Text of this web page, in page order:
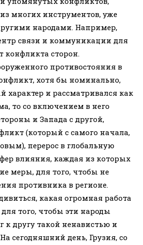
многих инструментов, уже
народами. Например,
связи и коммуникации для
конфликта сторон.
противостояния в
хотя бы номинально,
характер и рассматривался как
то со включением в него
и Запада с другой,
(который с самого начала,
перерос в глобальную
влияния, каждая из которых
меры, для того, чтобы не
противника в регионе.
какая огромная работа
того, чтобы эти народы
к другу такой ненавистью и
сегодняшний день, Грузия, со